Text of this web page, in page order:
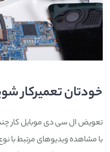
خودتان تعمیرکار
تعویض ال سی دی موبایل کار
با مشاهده ویدیوهای مرتبط